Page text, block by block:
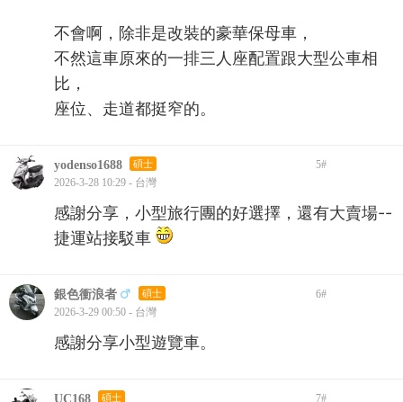
不會啊，除非是改裝的豪華保母車，
不然這車原來的一排三人座配置跟大型公車相
比，
座位、走道都挺窄的。
yodenso1688 碩士 5#
2026-3-28 10:29 - 台灣
感謝分享，小型旅行團的好選擇，還有大賣場--
捷運站接駁車
銀色衝浪者 碩士 6#
2026-3-29 00:50 - 台灣
感謝分享小型遊覽車。
UC168 碩士 7#